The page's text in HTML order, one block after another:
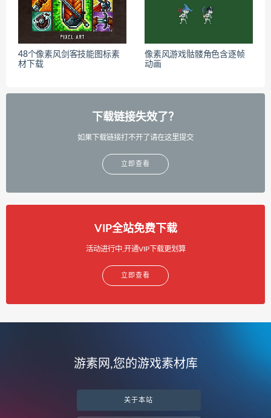
48个像素风剑客技能图标素
材下载
像素风游戏骷髅角色含逐帧
动画
下载链接失效了？
如果下载链接打不开了请在这里提交
立即查看
VIP全站免费下载
活动进行中,开通VIP下载更划算
立即查看
游素网,您的游戏素材库
关于本站